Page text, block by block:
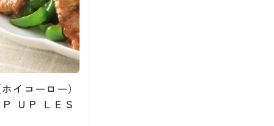
イコーロー）
ＵＰ ＬＥＳ